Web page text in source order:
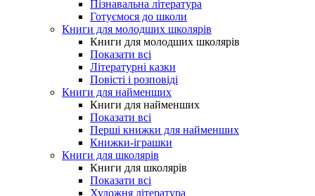
Пізнавальна література
Готуємося до школи
Книги для молодших школярів
Книги для молодших школярів
Показати всі
Літературні казки
Повісті і розповіді
Книги для найменших
Книги для найменших
Показати всі
Перші книжки для найменших
Книжки-іграшки
Книги для школярів
Книги для школярів
Показати всі
Художня література